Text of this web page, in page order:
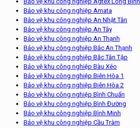
Bảo vệ khu công nghiệp Amata
Bảo vệ khu công nghiệp An Nhật Tân
Bảo vệ khu công nghiệp An Tây
Bảo vệ khu công nghiệp An Thạnh
Bảo vệ khu công nghiệp Bắc An Thạnh
Bảo vệ khu công nghiệp Bắc Tân Tập
Bảo vệ khu công nghiệp Bàu Xéo
Bảo vệ khu công nghiệp Biên Hòa 1
Bảo vệ khu công nghiệp Biên Hòa 2
Bảo vệ khu công nghiệp Bình Chuẩn
Bảo vệ khu công nghiệp Bình Đường
Bảo vệ khu công nghiệp Bình Minh
Bảo vệ khu công nghiệp Cầu Tràm